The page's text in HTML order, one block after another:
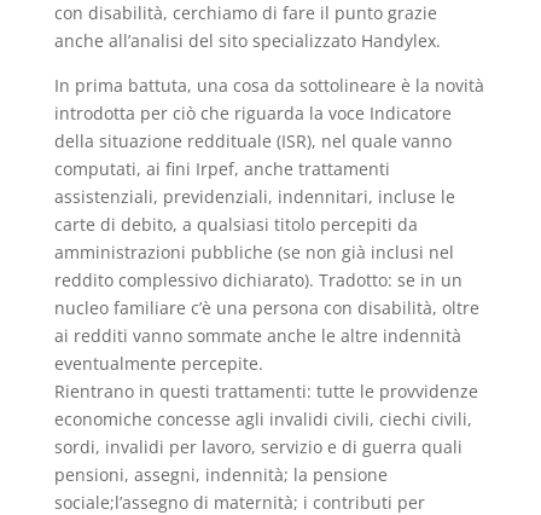
con disabilità, cerchiamo di fare il punto grazie
anche all’analisi del sito specializzato Handylex.
In prima battuta, una cosa da sottolineare è la novità
introdotta per ciò che riguarda la voce Indicatore
della situazione reddituale (ISR), nel quale vanno
computati, ai fini Irpef, anche trattamenti
assistenziali, previdenziali, indennitari, incluse le
carte di debito, a qualsiasi titolo percepiti da
amministrazioni pubbliche (se non già inclusi nel
reddito complessivo dichiarato). Tradotto: se in un
nucleo familiare c’è una persona con disabilità, oltre
ai redditi vanno sommate anche le altre indennità
eventualmente percepite.
Rientrano in questi trattamenti: tutte le provvidenze
economiche concesse agli invalidi civili, ciechi civili,
sordi, invalidi per lavoro, servizio e di guerra quali
pensioni, assegni, indennità; la pensione
sociale;l’assegno di maternità; i contributi per